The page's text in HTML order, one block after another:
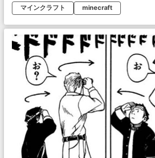
マインクラフト
minecraft